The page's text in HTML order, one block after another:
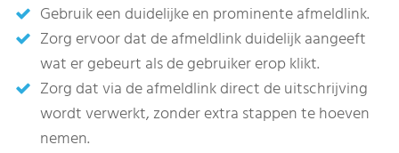
Gebruik een duidelijke en prominente afmeldlink.
Zorg ervoor dat de afmeldlink duidelijk aangeeft
wat er gebeurt als de gebruiker erop klikt.
Zorg dat via de afmeldlink direct de uitschrijving
wordt verwerkt, zonder extra stappen te hoeven
nemen.